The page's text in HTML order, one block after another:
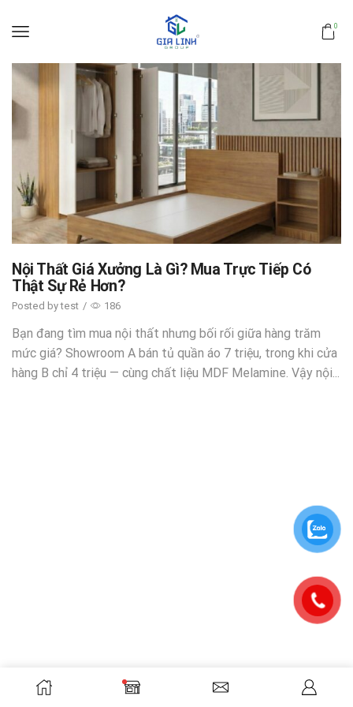
0
Nội Thất Giá Xưởng Là Gì? Mua Trực Tiếp Có
Thật Sự Rẻ Hơn?
Posted bytest / 186
Bạn đang tìm mua nội thất nhưng bối rối giữa hàng trăm
mức giá? Showroom A bán tủ quần áo 7 triệu, trong khi cửa
hàng B chỉ 4 triệu — cùng chất liệu MDF Melamine. Vậy nội...